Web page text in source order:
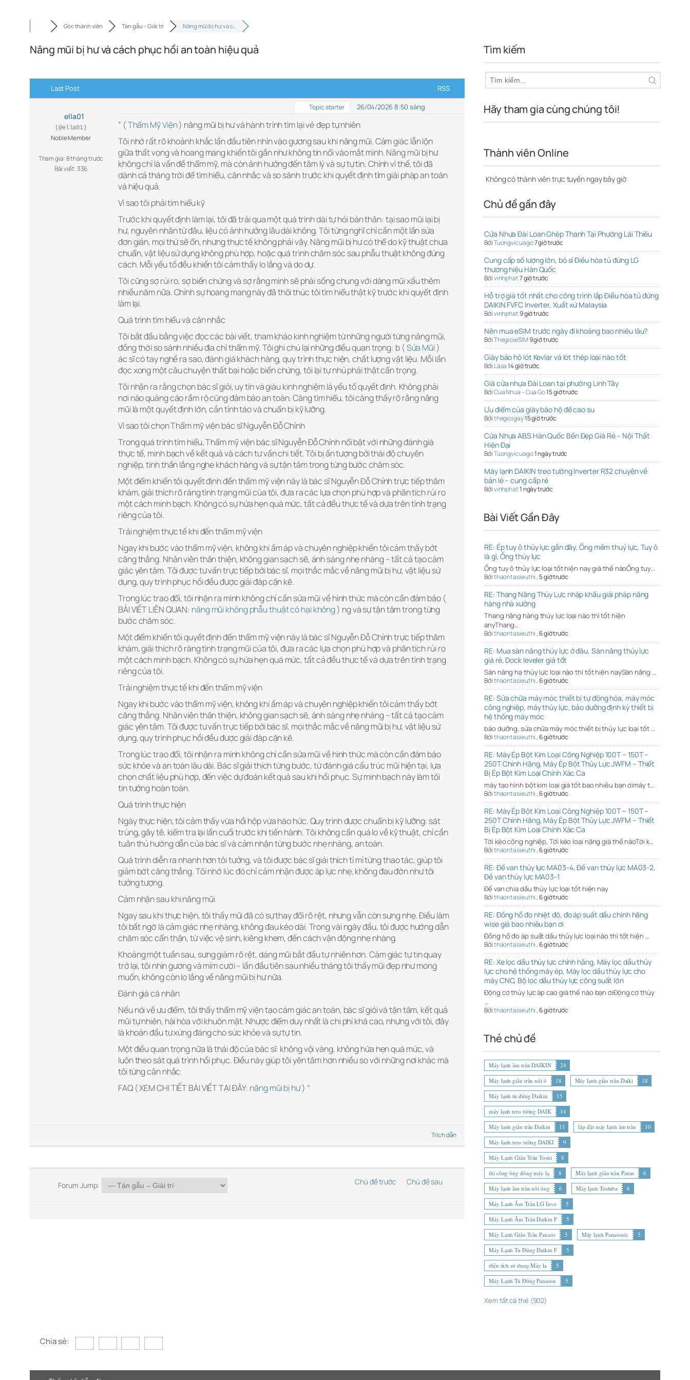
Góc thành viên Tán gẫu – Giải trí Nâng mũi bị hư và c…
Nâng mũi bị hư và cách phục hồi an toàn hiệu quả
Last Post RSS
ella01
(@ella01)
Noble Member
Tham gia: 8 tháng trước
Bài viết: 336
Topic starter 26/04/2026 8:50 sáng
” (Thẩm Mỹ Viện) nâng mũi bị hư và hành trình tìm lại vẻ đẹp tự nhiên
Tôi nhớ rất rõ khoảnh khắc lần đầu tiên nhìn vào gương sau khi nâng mũi. Cảm giác lẫn lộn
giữa thất vọng và hoang mang khiến tôi gần như không tin nổi vào mắt mình. Nâng mũi bị hư
không chỉ là vấn đề thẩm mỹ, mà còn ảnh hưởng đến tâm lý và sự tự tin. Chính vì thế, tôi đã
dành cả tháng trời để tìm hiểu, cân nhắc và so sánh trước khi quyết định tìm giải pháp an toàn
và hiệu quả.
Vì sao tôi phải tìm hiểu kỹ
Trước khi quyết định làm lại, tôi đã trải qua một quá trình dài tự hỏi bản thân: tại sao mũi lại bị
hư, nguyên nhân từ đâu, liệu có ảnh hưởng lâu dài không. Tôi từng nghĩ chỉ cần một lần sửa
đơn giản, mọi thứ sẽ ổn, nhưng thực tế không phải vậy. Nâng mũi bị hư có thể do kỹ thuật chưa
chuẩn, vật liệu sử dụng không phù hợp, hoặc quá trình chăm sóc sau phẫu thuật không đúng
cách. Mỗi yếu tố đều khiến tôi cảm thấy lo lắng và do dự.
Tôi cũng sợ rủi ro, sợ biến chứng và sợ rằng mình sẽ phải sống chung với dáng mũi xấu thêm
nhiều năm nữa. Chính sự hoang mang này đã thôi thúc tôi tìm hiểu thật kỹ trước khi quyết định
làm lại.
Quá trình tìm hiểu và cân nhắc
Tôi bắt đầu bằng việc đọc các bài viết, tham khảo kinh nghiệm từ những người từng nâng mũi,
đồng thời so sánh nhiều địa chỉ thẩm mỹ. Tôi ghi chú lại những điều quan trọng: b (Sửa Mũi)
ác sĩ có tay nghề ra sao, đánh giá khách hàng, quy trình thực hiện, chất lượng vật liệu. Mỗi lần
đọc xong một câu chuyện thất bại hoặc biến chứng, tôi lại tự nhủ phải thật cẩn trọng.
Tôi nhận ra rằng chọn bác sĩ giỏi, uy tín và giàu kinh nghiệm là yếu tố quyết định. Không phải
nơi nào quảng cáo rầm rộ cũng đảm bảo an toàn. Càng tìm hiểu, tôi càng thấy rõ rằng nâng
mũi là một quyết định lớn, cần tỉnh táo và chuẩn bị kỹ lưỡng.
Vì sao tôi chọn Thẩm mỹ viện bác sĩ Nguyễn Đỗ Chỉnh
Trong quá trình tìm hiểu, Thẩm mỹ viện bác sĩ Nguyễn Đỗ Chỉnh nổi bật với những đánh giá
thực tế, minh bạch về kết quả và cách tư vấn chi tiết. Tôi bị ấn tượng bởi thái độ chuyên
nghiệp, tinh thần lắng nghe khách hàng và sự tận tâm trong từng bước chăm sóc.
Một điểm khiến tôi quyết định đến thẩm mỹ viện này là bác sĩ Nguyễn Đỗ Chỉnh trực tiếp thăm
khám, giải thích rõ ràng tình trạng mũi của tôi, đưa ra các lựa chọn phù hợp và phân tích rủi ro
một cách minh bạch. Không có sự hứa hẹn quá mức, tất cả đều thực tế và dựa trên tình trạng
riêng của tôi.
Trải nghiệm thực tế khi đến thẩm mỹ viện
Ngay khi bước vào thẩm mỹ viện, không khí ấm áp và chuyên nghiệp khiến tôi cảm thấy bớt
căng thẳng. Nhân viên thân thiện, không gian sạch sẽ, ánh sáng nhẹ nhàng – tất cả tạo cảm
giác yên tâm. Tôi được tư vấn trực tiếp bởi bác sĩ, mọi thắc mắc về nâng mũi bị hư, vật liệu sử
dụng, quy trình phục hồi đều được giải đáp cặn kẽ.
Trong lúc trao đổi, tôi nhận ra mình không chỉ cần sửa mũi về hình thức mà còn cần đảm bảo (
BÀI VIẾT LIÊN QUAN: nâng mũi không phẫu thuật có hại không) ng và sự tận tâm trong từng
bước chăm sóc.
Một điểm khiến tôi quyết định đến thẩm mỹ viện này là bác sĩ Nguyễn Đỗ Chỉnh trực tiếp thăm
khám, giải thích rõ ràng tình trạng mũi của tôi, đưa ra các lựa chọn phù hợp và phân tích rủi ro
một cách minh bạch. Không có sự hứa hẹn quá mức, tất cả đều thực tế và dựa trên tình trạng
riêng của tôi.
Trải nghiệm thực tế khi đến thẩm mỹ viện
Ngay khi bước vào thẩm mỹ viện, không khí ấm áp và chuyên nghiệp khiến tôi cảm thấy bớt
căng thẳng. Nhân viên thân thiện, không gian sạch sẽ, ánh sáng nhẹ nhàng – tất cả tạo cảm
giác yên tâm. Tôi được tư vấn trực tiếp bởi bác sĩ, mọi thắc mắc về nâng mũi bị hư, vật liệu sử
dụng, quy trình phục hồi đều được giải đáp cặn kẽ.
Trong lúc trao đổi, tôi nhận ra mình không chỉ cần sửa mũi về hình thức mà còn cần đảm bảo
sức khỏe và an toàn lâu dài. Bác sĩ giải thích từng bước, từ đánh giá cấu trúc mũi hiện tại, lựa
chọn chất liệu phù hợp, đến việc dự đoán kết quả sau khi hồi phục. Sự minh bạch này làm tôi
tin tưởng hoàn toàn.
Quá trình thực hiện
Ngày thực hiện, tôi cảm thấy vừa hồi hộp vừa háo hức. Quy trình được chuẩn bị kỹ lưỡng: sát
trùng, gây tê, kiểm tra lại lần cuối trước khi tiến hành. Tôi không cần quá lo về kỹ thuật, chỉ cần
tuân thủ hướng dẫn của bác sĩ và cảm nhận từng bước nhẹ nhàng, an toàn.
Quá trình diễn ra nhanh hơn tôi tưởng, và tôi được bác sĩ giải thích tỉ mỉ từng thao tác, giúp tôi
giảm bớt căng thẳng. Tôi nhớ lúc đó chỉ cảm nhận được áp lực nhẹ, không đau đớn như tôi
tưởng tượng.
Cảm nhận sau khi nâng mũi
Ngay sau khi thực hiện, tôi thấy mũi đã có sự thay đổi rõ rệt, nhưng vẫn còn sưng nhẹ. Điều làm
tôi bất ngờ là cảm giác nhẹ nhàng, không đau kéo dài. Trong vài ngày đầu, tôi được hướng dẫn
chăm sóc cẩn thận, từ việc vệ sinh, kiêng khem, đến cách vận động nhẹ nhàng.
Khoảng một tuần sau, sưng giảm rõ rệt, dáng mũi bắt đầu tự nhiên hơn. Cảm giác tự tin quay
trở lại, tôi nhìn gương và mỉm cười – lần đầu tiên sau nhiều tháng tôi thấy mũi đẹp như mong
muốn, không còn lo lắng về nâng mũi bị hư nữa.
Đánh giá cá nhân
Nếu nói về ưu điểm, tôi thấy thẩm mỹ viện tạo cảm giác an toàn, bác sĩ giỏi và tận tâm, kết quả
mũi tự nhiên, hài hòa với khuôn mặt. Nhược điểm duy nhất là chi phí khá cao, nhưng với tôi, đây
là khoản đầu tư xứng đáng cho sức khỏe và sự tự tin.
Một điều quan trọng nữa là thái độ của bác sĩ: không vội vàng, không hứa hẹn quá mức, và
luôn theo sát quá trình hồi phục. Điều này giúp tôi yên tâm hơn nhiều so với những nơi khác mà
tôi từng cân nhắc.
FAQ ( XEM CHI TIẾT BÀI VIẾT TẠI ĐÂY: nâng mũi bị hư) “
Trích dẫn
Forum Jump: Chủ đề trước Chủ đề sau
Tìm kiếm
Hãy tham gia cùng chúng tôi!
Thành viên Online
Không có thành viên trực tuyến ngay bây giờ
Chủ đề gần đây
Cửa Nhựa Đài Loan Ghép Thanh Tại Phường Lái Thiêu
BởiTuongvicuago7 giờ trước
Cung cấp số lượng lớn, bỏ sỉ Điều hòa tủ đứng LG
thương hiệu Hàn Quốc
Bởivinhphat7 giờ trước
Hỗ trợ giá tốt nhất cho công trình lắp Điều hòa tủ đứng
DAIKIN FVFC Inverter, Xuất xứ Malaysia
Bởivinhphat9 giờ trước
Nên mua eSIM trước ngày đi khoảng bao nhiêu lâu?
BởiThegioieSIM9 giờ trước
Giày bảo hộ lót Kevlar và lót thép loại nào tốt
Bởi Lasa14 giờ trước
Giá cửa nhựa Đài Loan tại phường Linh Tây
BởiCua Nhua – Cua Go15 giờ trước
Ưu điểm của giày bảo hộ đế cao su
Bởithegioigay15 giờ trước
Cửa Nhựa ABS Hàn Quốc Bền Đẹp Giá Rẻ – Nội Thất
Hiện Đại
BởiTuongvicuago1 ngày trước
Máy lạnh DAIKIN treo tường Inverter R32 chuyên về
bán lẻ – cung cấp rẻ
Bởivinhphat1 ngày trước
Bài Viết Gần Đây
RE: Ép tuy ô thủy lực gần đây, Ống mềm thuỷ lực, Tuy ô
là gì, Ống thủy lực
Ống tuy ô thủy lực loại tốt hiện nay giá thế nàoỐng tuy…
Bởithaontasieuthi,5 giờ trước
RE: Thang Nâng Thủy Lực nhập khẩu giải pháp nâng
hàng nhà xưởng
Thang nâng hàng thủy lực loại nào thì tốt hiện
anyThang…
Bởithaontasieuthi,6 giờ trước
RE: Mua sàn nâng thủy lực ở đâu, Sàn nâng thủy lực
giá rẻ, Dock leveler giá tốt
Sàn nâng hạ thủy lực loại nào thì tốt hiện naySàn nâng …
Bởithaontasieuthi,6 giờ trước
RE: Sửa chữa máy móc thiết bị tự động hóa, máy móc
công nghiệp, máy thủy lực, bảo dưỡng định kỳ thiết bị
hệ thống máy móc
bảo dưỡng, sửa chữa máy móc thiết bị thủy lực loại tốt …
Bởithaontasieuthi,6 giờ trước
RE: Máy Ép Bột Kim Loại Công Nghiệp 100T – 150T –
250T Chính Hãng, Máy Ép Bột Thủy Lực JWFM – Thiết
Bị Ép Bột Kim Loại Chính Xác Ca
máy tạo hình bột kim loại giá tốt bao nhiêu bạn ơimáy t…
Bởithaontasieuthi,6 giờ trước
RE: Máy Ép Bột Kim Loại Công Nghiệp 100T – 150T –
250T Chính Hãng, Máy Ép Bột Thủy Lực JWFM – Thiết
Bị Ép Bột Kim Loại Chính Xác Ca
Tời kéo công nghiệp, Tới kéo loại nặng giá thế nàoTời k…
Bởithaontasieuthi,6 giờ trước
RE: Đế van thủy lực MA03-4, Đế van thủy lực MA03-2,
Đế van thủy lực MA03-1
Đế van chia dầu thủy lực loại tốt hiện nay
Bởithaontasieuthi,6 giờ trước
RE: Đồng hồ đo nhiệt độ, đo áp suất dầu chính hãng
wise giá bao nhiêu bạn ơi
Đồng hồ đo áp suất dầu thủy lực loại nào thì tốt hiện …
Bởithaontasieuthi,6 giờ trước
RE: Xe lọc dầu thủy lực chính hãng, Máy lọc dầu thủy
lực cho hệ thống máy ép, Máy lọc dầu thủy lực cho
máy CNC, Bộ lọc dầu thủy lực công suất lớn
Động cơ thủy lực áp cao giá thế nào bạn ơiĐộng cơ thủy
…
Bởithaontasieuthi,6 giờ trước
Thẻ chủ đề
Máy lạnh âm trần DAIKIN
24
Máy lạnh giấu trần nối ố
18 Máy lạnh giấu trần Daiki
18
Máy lạnh tủ đứng Daikin
15
máy lạnh treo tường DAIK
14
Máy lạnh giấu trần Daikin
11 lắp đặt máy lạnh âm trần
10
Máy lạnh treo tường DAIKI
9
Máy Lạnh Giấu Trần Toshi
8
thi công ống đồng máy lạ
8 Máy lạnh giấu trần Panas
6
Máy lạnh âm trần nối ống
6 Máy lạnh Toshiba
6
Máy Lạnh Âm Trần LG Inve
5
Máy Lạnh Âm Trần Daikin F
5
Máy Lạnh Giấu Trần Panaso
5 Máy lạnh Panasonic
5
Máy Lạnh Tủ Đứng Daikin F
5
diện tích sử dụng Máy lạ
5
Máy Lạnh Tủ Đứng Panason
5
Xem tất cả thẻ (902)
Chia sẻ: